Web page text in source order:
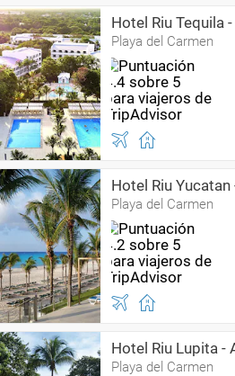
Hotel Riu Tequila
Playa del Carmen
Hotel Riu
Playa del Carmen
Hotel Riu Lupita -
Playa del Carmen